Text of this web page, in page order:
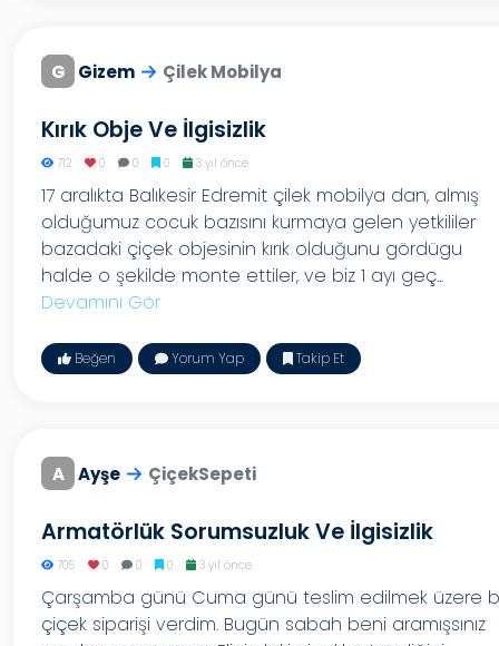
G Gizem Çilek Mobilya
Kırık Obje Ve İlgisizlik
712 0 0 0 3 yıl önce
17 aralıkta Balıkesir Edremit çilek mobilya dan, almış
olduğumuz cocuk bazısını kurmaya gelen yetkililer
bazadaki çiçek objesinin kırık olduğunu gördügu
halde o şekilde monte ettiler, ve biz 1 ayı geç...
Devamını Gör
Beğen Yorum Yap Takip Et
A Ayşe ÇiçekSepeti
Armatörlük Sorumsuzluk Ve İlgisizlik
705 0 0 0 3 yıl önce
Çarşamba günü Cuma günü teslim edilmek üzere
çiçek siparişi verdim. Bugün sabah beni aramışsınız